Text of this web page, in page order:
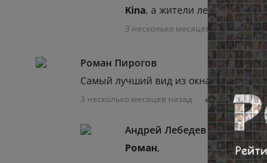
Kina, а жители лен.обл чем
3 несколько месяцев назад 0
Роман Пирогов
Самый лучший вид из окна это на
3 несколько месяцев назад 0 0
Андрей Лебедев
Роман,